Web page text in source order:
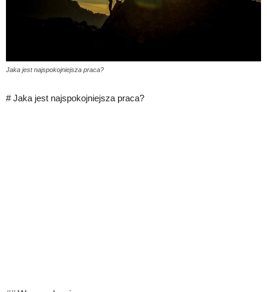
Jaka jest najspokojniejsza praca?
# Jaka jest najspokojniejsza praca?